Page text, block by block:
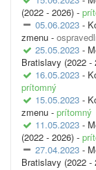
(2022 - 2026) -
05.06.2023 -
zmenu -
25.05.2023 -
Bratislavy (2022 -
16.05.2023 -
prítomný
15.05.2023 -
zmenu - prítomný
11.05.2023 -
(2022 - 2026) -
27.04.2023 -
Bratislavy (2022 -